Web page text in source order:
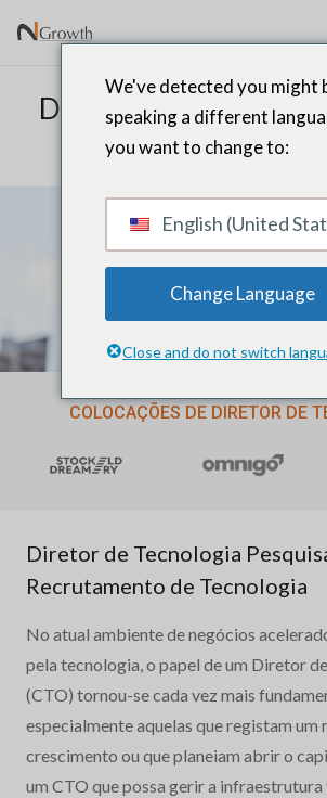
Diretor de Tecnologia
de Busca e
COLOCAÇÕES DE DIRETOR DE
Diretor de Tecnologia
Recrutamento de Tecnologia
No atual ambiente de negócios
pela tecnologia, o papel de um Diretor
(CTO) tornou-se cada vez mais
especialmente aquelas que registam um
crescimento ou que planeiam abrir o
um CTO que possa gerir a
We've detected you might
speaking a different
you want to change to:
English (United
Change Language
Close and do not switch